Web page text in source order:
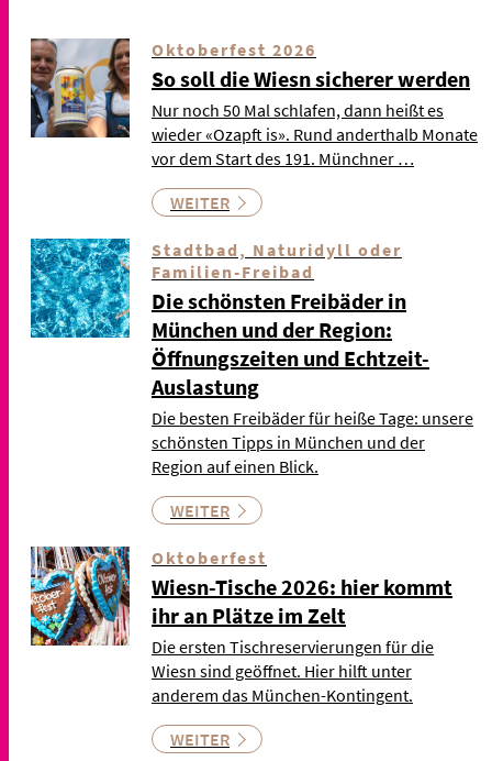
Oktoberfest 2026
So soll die Wiesn sicherer werden
Nur noch 50 Mal schlafen, dann heißt es
wieder «Ozapft is». Rund anderthalb Monate
vor dem Start des 191. Münchner …
WEITER
Stadtbad, Naturidyll oder
Familien-Freibad
Die schönsten Freibäder in
München und der Region:
Öffnungszeiten und Echtzeit-
Auslastung
Die besten Freibäder für heiße Tage: unsere
schönsten Tipps in München und der
Region auf einen Blick.
WEITER
Oktoberfest
Wiesn-Tische 2026: hier kommt
ihr an Plätze im Zelt
Die ersten Tischreservierungen für die
Wiesn sind geöffnet. Hier hilft unter
anderem das München-Kontingent.
WEITER